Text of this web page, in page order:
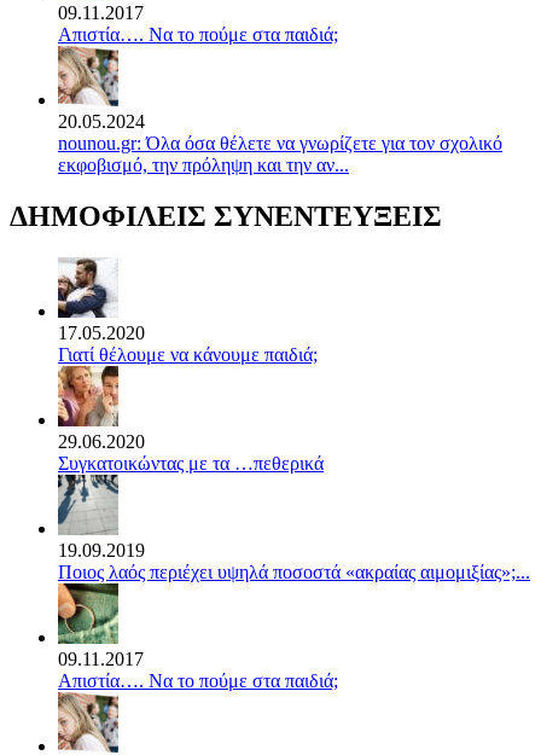
09.11.2017
Απιστία…. Να το πούμε στα παιδιά;
20.05.2024
nounou.gr: Όλα όσα θέλετε να γνωρίζετε για τον σχολικό
εκφοβισμό, την πρόληψη και την αν...
ΔΗΜΟΦΙΛΕΙΣ ΣΥΝΕΝΤΕΥΞΕΙΣ
17.05.2020
Γιατί θέλουμε να κάνουμε παιδιά;
29.06.2020
Συγκατοικώντας με τα …πεθερικά
19.09.2019
Ποιος λαός περιέχει υψηλά ποσοστά «ακραίας αιμομιξίας»;...
09.11.2017
Απιστία…. Να το πούμε στα παιδιά;